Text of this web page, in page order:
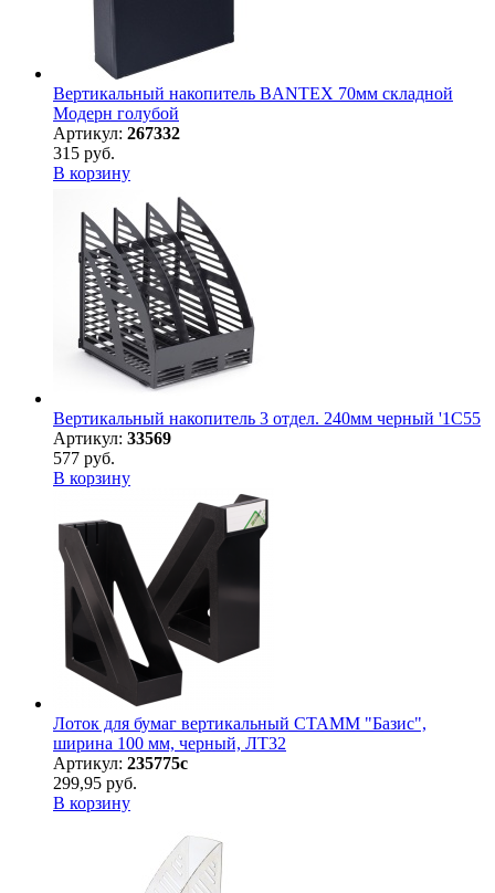
Вертикальный накопитель BANTEX 70мм складной
Модерн голубой
Артикул: 267332
315 руб.
В корзину
Вертикальный накопитель 3 отдел. 240мм черный '1С55
Артикул: 33569
577 руб.
В корзину
Лоток для бумаг вертикальный СТАММ "Базис",
ширина 100 мм, черный, ЛТ32
Артикул: 235775с
299,95 руб.
В корзину